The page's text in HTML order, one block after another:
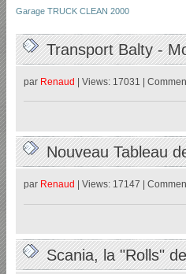
Garage TRUCK CLEAN 2000
Transport Balty -
par Renaud | Views: 17031 |
Nouveau Tableau
par Renaud | Views: 17147 |
Scania, la "Rolls"